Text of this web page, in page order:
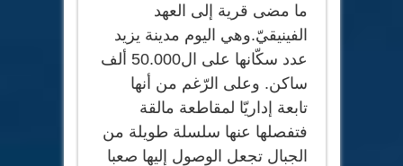
ما مضى قرية إلى العهد
الفينيقيّ.وهي اليوم مدينة يزيد
عدد سكّانها على ال50.000 ألف
ساكن. وعلى الرّغم من أنها
تابعة إداريّا لمقاطعة مالقة
فتفصلها عنها سلسلة طويلة من
الجبال تجعل الوصول إليها صعبا